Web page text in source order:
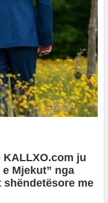
ju
Mjekut” nga
me